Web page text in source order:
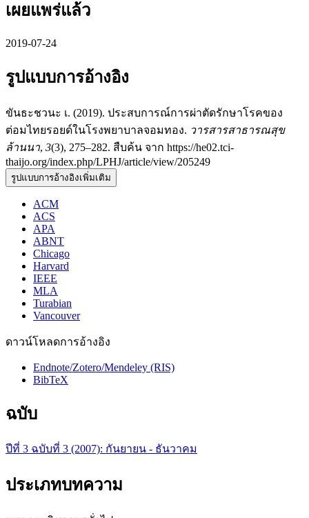
เผยแพร่แล้ว
2019-07-24
รูปแบบการอ้างอิง
ขันธะชวนะ เ. (2019). ประสบการณ์การผ่าตัดรักษาโรคของ
ต่อมไทยรอยด์ในโรงพยาบาลจอมทอง. วารสารสาธารณสุข
ล้านนา, 3(3), 275–282. สืบค้น จาก https://he02.tci-
thaijo.org/index.php/LPHJ/article/view/205249
รูปแบบการอ้างอิงเพิ่มเติม
ACM
ACS
APA
ABNT
Chicago
Harvard
IEEE
MLA
Turabian
Vancouver
ดาวน์โหลดการอ้างอิง
Endnote/Zotero/Mendeley (RIS)
BibTeX
ฉบับ
ปีที่ 3 ฉบับที่ 3 (2007): กันยายน - ธันวาคม
ประเภทบทความ